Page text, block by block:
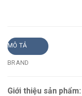
MÔ TẢ
BRAND
Giới thiệu sản phẩm: